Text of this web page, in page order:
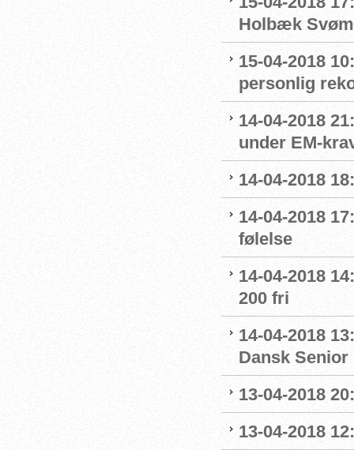
Holbæk
15-04-2018
personlig
14-04-2018
under EM-
14-04-2018
14-04-2018
følelse
14-04-2018
200 fri
14-04-2018
Dansk Senior
13-04-2018
13-04-2018